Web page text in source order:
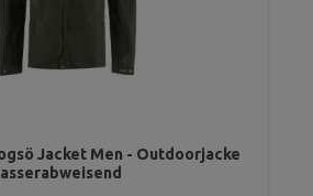
Jacket Men - Outdoorjacke